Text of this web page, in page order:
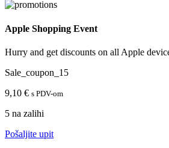
Apple Shopping Event
Hurry and get discounts on all Apple
Sale_coupon_15
9,10 € s PDV-om
5 na zalihi
Pošaljite upit